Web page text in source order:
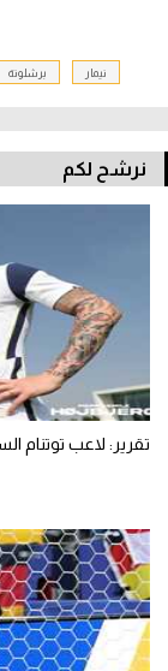
نيمار برشلونة
نرشح لكم
تقرير: لاعب توتنام